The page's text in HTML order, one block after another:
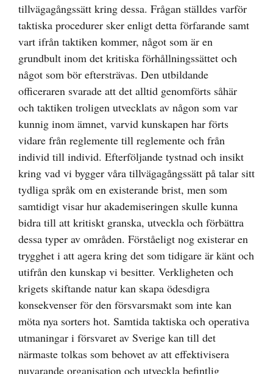
tillvägagångssätt kring dessa. Frågan ställdes varför
taktiska procedurer sker enligt detta förfarande samt
vart ifrån taktiken kommer, något som är en
grundbult inom det kritiska förhållningssättet och
något som bör eftersträvas. Den utbildande
officeraren svarade att det alltid genomförts såhär
och taktiken troligen utvecklats av någon som var
kunnig inom ämnet, varvid kunskapen har förts
vidare från reglemente till reglemente och från
individ till individ. Efterföljande tystnad och insikt
kring vad vi bygger våra tillvägagångssätt på talar sitt
tydliga språk om en existerande brist, men som
samtidigt visar hur akademiseringen skulle kunna
bidra till att kritiskt granska, utveckla och förbättra
dessa typer av områden. Förståeligt nog existerar en
trygghet i att agera kring det som tidigare är känt och
utifrån den kunskap vi besitter. Verkligheten och
krigets skiftande natur kan skapa ödesdigra
konsekvenser för den försvarsmakt som inte kan
möta nya sorters hot. Samtida taktiska och operativa
utmaningar i försvaret av Sverige kan till det
närmaste tolkas som behovet av att effektivisera
nuvarande organisation och utveckla befintlig